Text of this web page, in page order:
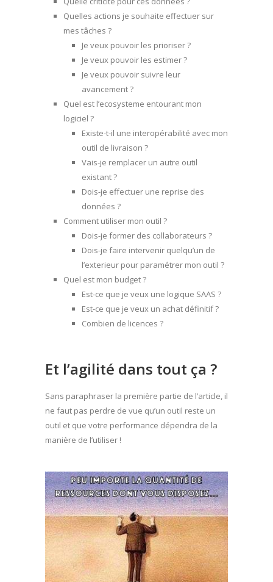
Quelles actions je souhaite effectuer sur
mes tâches ?
Je veux pouvoir les prioriser ?
Je veux pouvoir les estimer ?
Je veux pouvoir suivre leur
avancement ?
Quel est l’ecosysteme entourant mon
logiciel ?
Existe-t-il une interopérabilité avec mon
outil de livraison ?
Vais-je remplacer un autre outil
existant ?
Dois-je effectuer une reprise des
données ?
Comment utiliser mon outil ?
Dois-je former des collaborateurs ?
Dois-je faire intervenir quelqu’un de
l’exterieur pour paramétrer mon outil ?
Quel est mon budget ?
Est-ce que je veux une logique SAAS ?
Est-ce que je veux un achat définitif ?
Combien de licences ?
Et l’agilité dans tout ça ?
Sans paraphraser la première partie de l’article, il
ne faut pas perdre de vue qu’un outil reste un
outil et que votre performance dépendra de la
manière de l’utiliser !